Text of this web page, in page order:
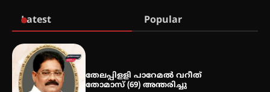
നേട്ടം പ്രതിസന്ധികളോട് പൊരുതി
Latest Popular
തേലപ്പിളളി പാറേമൽ വറീത്
തോമാസ് (69) അന്തരിച്ചു